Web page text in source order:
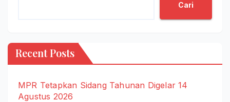
Cari
Recent Posts
MPR Tetapkan Sidang Tahunan Digelar 14
Agustus 2026